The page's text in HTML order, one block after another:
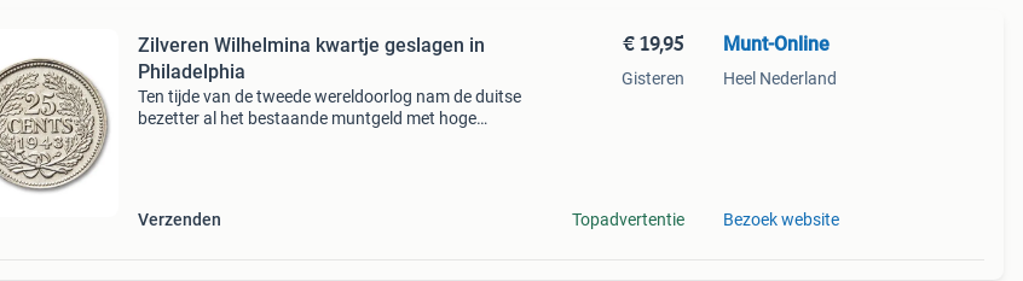
Zilveren Wilhelmina kwartje geslagen in
Philadelphia
Ten tijde van de tweede wereldoorlog nam de duitse
bezetter al het bestaande muntgeld met hoge
Verzenden
€ 19,95
Gisteren
Topadvertentie
Munt-Online
Heel Nederland
Bezoek website